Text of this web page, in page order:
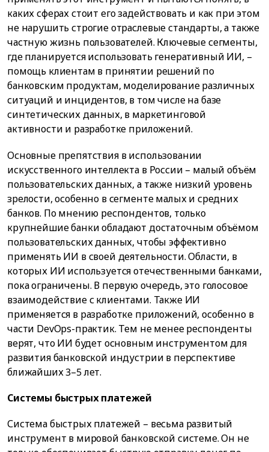
каких сферах стоит его задействовать и как при этом
не нарушить строгие отраслевые стандарты, а также
частную жизнь пользователей. Ключевые сегменты,
где планируется использовать генеративный ИИ, –
помощь клиентам в принятии решений по
банковским продуктам, моделирование различных
ситуаций и инцидентов, в том числе на базе
синтетических данных, в маркетинговой
активности и разработке приложений.
Основные препятствия в использовании
искусственного интеллекта в России – малый объём
пользовательских данных, а также низкий уровень
зрелости, особенно в сегменте малых и средних
банков. По мнению респондентов, только
крупнейшие банки обладают достаточным объёмом
пользовательских данных, чтобы эффективно
применять ИИ в своей деятельности. Области, в
которых ИИ используется отечественными банками,
пока ограничены. В первую очередь, это голосовое
взаимодействие с клиентами. Также ИИ
применяется в разработке приложений, особенно в
части DevOps-практик. Тем не менее респонденты
верят, что ИИ будет основным инструментом для
развития банковской индустрии в перспективе
ближайших 3–5 лет.
Системы быстрых платежей
Система быстрых платежей – весьма развитый
инструмент в мировой банковской системе. Он не